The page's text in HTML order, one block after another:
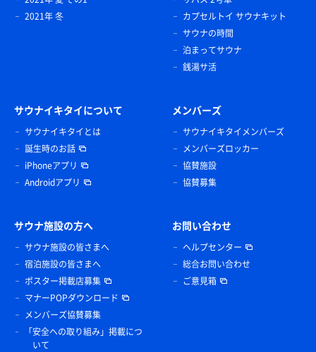
2021年 冬
カプセルトイ サウナキット
サウナの時間
泊まってサウナ
銭湯サ活
サウナイキタイについて
サウナイキタイとは
誕生時のお話
iPhoneアプリ
Androidアプリ
メンバーズ
サウナイキタイメンバーズ
メンバーズロッカー
協賛施設
協賛募集
サウナ施設の方へ
サウナ施設の皆さまへ
宿泊施設の皆さまへ
ポスター掲載店募集
マナーPOPダウンロード
メンバーズ協賛募集
「安全への取り組み」掲載につ
いて
お問い合わせ
ヘルプセンター
総合お問い合わせ
ご意見箱